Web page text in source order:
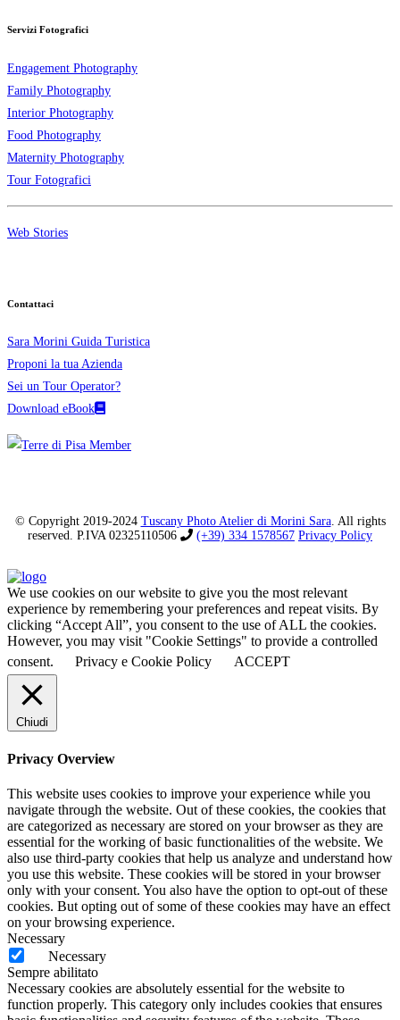
Servizi Fotografici
Engagement Photography
Family Photography
Interior Photography
Food Photography
Maternity Photography
Tour Fotografici
Web Stories
Contattaci
Sara Morini Guida Turistica
Proponi la tua Azienda
Sei un Tour Operator?
Download eBook
© Copyright 2019-2024 Tuscany Photo Atelier di Morini Sara. All rights
reserved. P.IVA 02325110506
(+39) 334 1578567 Privacy Policy
We use cookies on our website to give you the most relevant
experience by remembering your preferences and repeat visits. By
clicking “Accept All”, you consent to the use of ALL the cookies.
However, you may visit "Cookie Settings" to provide a controlled
consent.
Privacy e Cookie Policy ACCEPT
Chiudi
Privacy Overview
This website uses cookies to improve your experience while you
navigate through the website. Out of these cookies, the cookies that
are categorized as necessary are stored on your browser as they are
essential for the working of basic functionalities of the website. We
also use third-party cookies that help us analyze and understand how
you use this website. These cookies will be stored in your browser
only with your consent. You also have the option to opt-out of these
cookies. But opting out of some of these cookies may have an effect
on your browsing experience.
Necessary
Necessary
Sempre abilitato
Necessary cookies are absolutely essential for the website to
function properly. This category only includes cookies that ensures